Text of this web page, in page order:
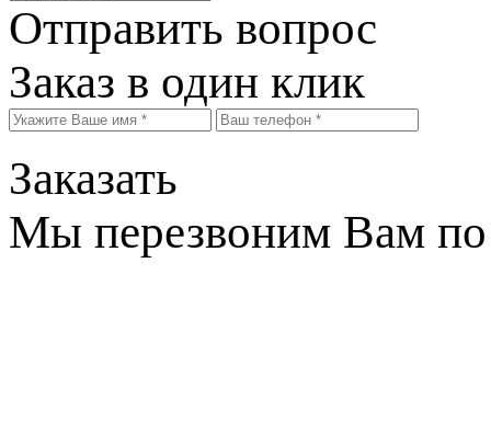
Отправить вопрос
Заказ в один клик
Заказать
Мы перезвоним Вам по